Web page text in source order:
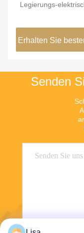
Legierungs-
Karma-6j22
Erhalten Sie
Senden